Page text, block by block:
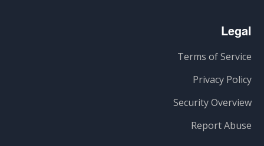
Legal
Terms of Service
Privacy Policy
Security Overview
Report Abuse